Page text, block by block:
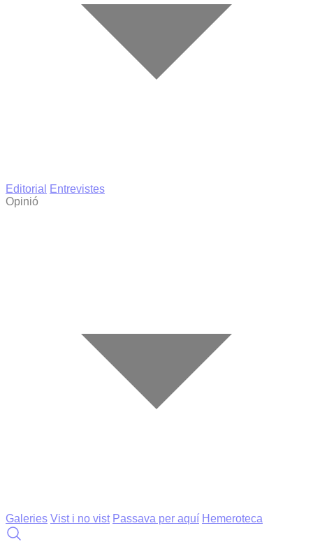
Editorial
Entrevistes
Opinió
Galeries Vist i no vist Passava per aquí Hemeroteca